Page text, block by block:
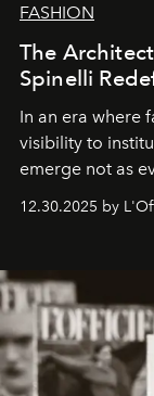
FASHION
The
Spinelli
In an era where
visibility to
emerge not as
brand strategist
framework
converge with
12.30.2025 by